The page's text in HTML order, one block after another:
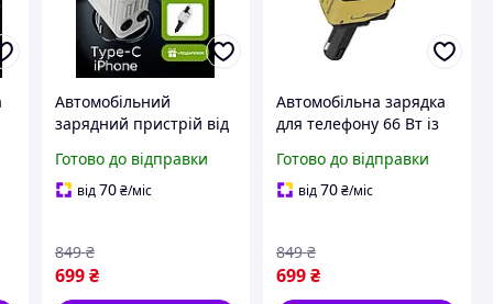
Автомобільний
зарядний пристрій від
USB-С USB-A Lightning
заряджання для
Готово до відправки
від70 ₴/міс
699 ₴
849 ₴
Автомобільна зарядка
для телефону 66 Вт із
см та чотирма портами
USB/Type-C жовтий
Готово до відправки
від70₴/міс
699₴
849 ₴